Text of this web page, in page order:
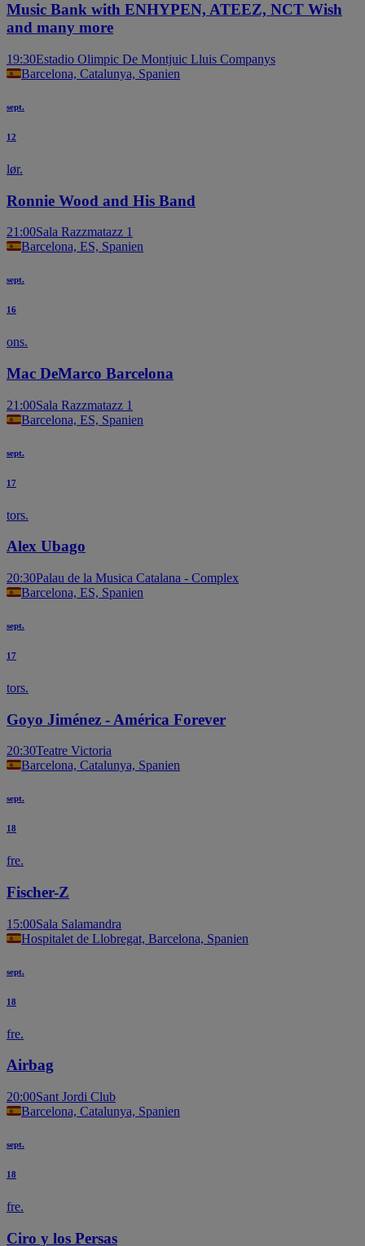
Music Bank with ENHYPEN, ATEEZ, NCT Wish
and many more
19:30Estadio Olimpic De Montjuic Lluis Companys
Barcelona, Catalunya, Spanien
sept.
12
lør.
Ronnie Wood and His Band
21:00Sala Razzmatazz 1
Barcelona, ES, Spanien
sept.
16
ons.
Mac DeMarco Barcelona
21:00Sala Razzmatazz 1
Barcelona, ES, Spanien
sept.
17
tors.
Alex Ubago
20:30Palau de la Musica Catalana - Complex
Barcelona, ES, Spanien
sept.
17
tors.
Goyo Jiménez - América Forever
20:30Teatre Victoria
Barcelona, Catalunya, Spanien
sept.
18
fre.
Fischer-Z
15:00Sala Salamandra
Hospitalet de Llobregat, Barcelona, Spanien
sept.
18
fre.
Airbag
20:00Sant Jordi Club
Barcelona, Catalunya, Spanien
sept.
18
fre.
Ciro y los Persas